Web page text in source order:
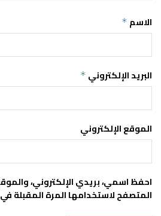
الاسم *
البريد الإلكتروني *
الموقع الإلكتروني
احفظ اسمي، بريدي الإلكتروني،
المتصفح لاستخدامها المرة المقبلة